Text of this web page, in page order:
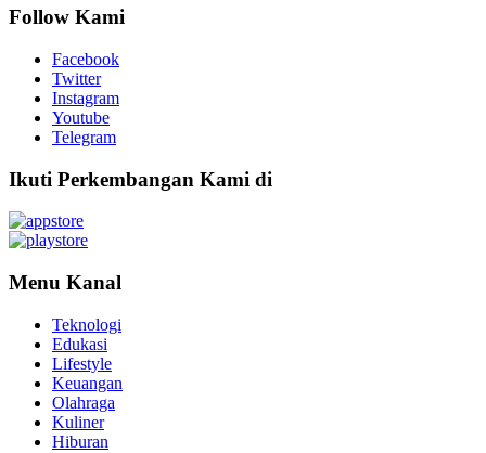
Follow Kami
Facebook
Twitter
Instagram
Youtube
Telegram
Ikuti Perkembangan Kami di
Menu Kanal
Teknologi
Edukasi
Lifestyle
Keuangan
Olahraga
Kuliner
Hiburan